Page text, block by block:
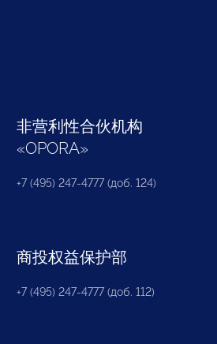
非营利性合伙机构
«OPORA»
+7 (495) 247-4777 (доб. 124)
商投权益保护部
+7 (495) 247-4777 (доб. 112)